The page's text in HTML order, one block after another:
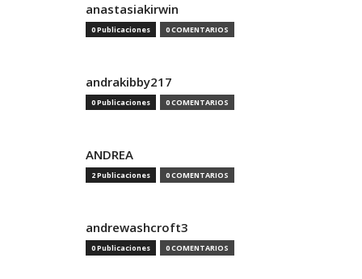
anastasiakirwin
0 Publicaciones 0 COMENTARIOS
andrakibby217
0 Publicaciones 0 COMENTARIOS
ANDREA
2 Publicaciones 0 COMENTARIOS
andrewashcroft3
0 Publicaciones 0 COMENTARIOS